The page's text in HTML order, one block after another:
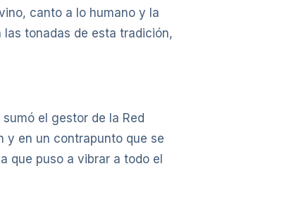
canto a lo humano y la
tonadas de esta tradición,
el gestor de la Red
y en un contrapunto que se
que puso a vibrar a todo el